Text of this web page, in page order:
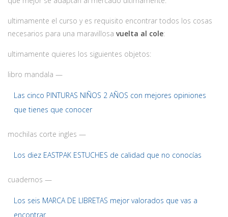
ultimamente el curso y es requisito encontrar todos los cosas
necesarios para una maravillosa vuelta al cole:
ultimamente quieres los siguientes objetos:
libro mandala —
Las cinco PINTURAS NIÑOS 2 AÑOS con mejores opiniones
que tienes que conocer
mochilas corte ingles —
Los diez EASTPAK ESTUCHES de calidad que no conocías
cuadernos —
Los seis MARCA DE LIBRETAS mejor valorados que vas a
encontrar